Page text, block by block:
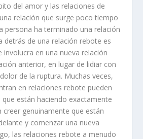
del amor y las relaciones de
relación que surge poco tiempo
persona ha terminado una relación
detrás de una relación rebote es
involucra en una nueva relación
anterior, en lugar de lidiar con
de la ruptura. Muchas veces,
en relaciones rebote pueden
están haciendo exactamente
creer genuinamente que están
y comenzar una nueva
las relaciones rebote a menudo